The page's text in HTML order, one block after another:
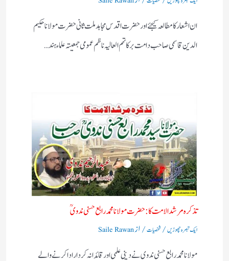
ان اشعار کا مطالعہ کیجئے اور حضرت اقدس مجاہد ملت ثانی حضرت مولانا حکیم
الدین قاسمی صاحب دامت برکاتہم العالیہ ناظم عمومی جمعیتہ علماء ہند…
تذکرہ مرشد الامت کا :حضرت مولانا محمد رابع حسنی ندویؒ
ایک تبصرہ چھوڑیں/شخصیات/ ازSaile Rawan
مولانا محمد رابع حسنی ندوی نے دینی علمی اور قائدانہ کردار ادا کرنے والے